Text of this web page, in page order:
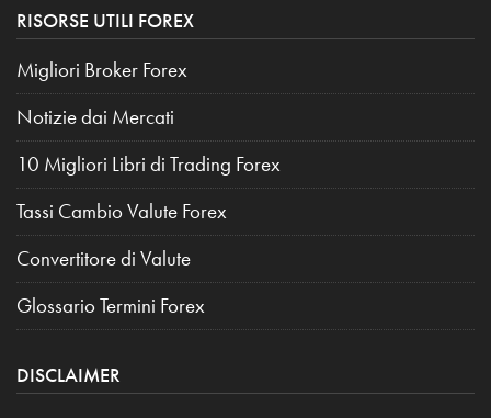
RISORSE UTILI FOREX
Migliori Broker Forex
Notizie dai Mercati
10 Migliori Libri di Trading Forex
Tassi Cambio Valute Forex
Convertitore di Valute
Glossario Termini Forex
DISCLAIMER